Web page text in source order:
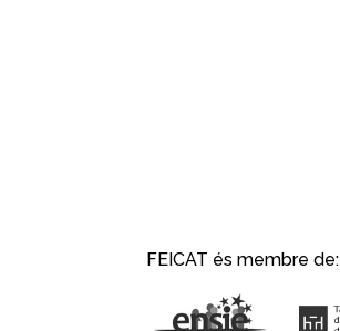
FEICAT és membre de: